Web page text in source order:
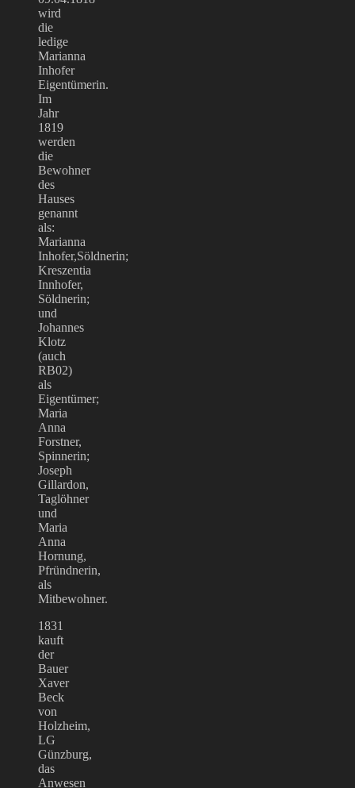
wird
die
ledige
Marianna
Inhofer
Eigentümerin.
Im
Jahr
1819
werden
die
Bewohner
des
Hauses
genannt
als:
Marianna
Inhofer,Söldnerin;
Kreszentia
Innhofer,
Söldnerin;
und
Johannes
Klotz
(auch
RB02)
als
Eigentümer;
Maria
Anna
Forstner,
Spinnerin;
Joseph
Gillardon,
Taglöhner
und
Maria
Anna
Hornung,
Pfründnerin,
als
Mitbewohner.
1831
kauft
der
Bauer
Xaver
Beck
von
Holzheim,
LG
Günzburg,
das
Anwesen